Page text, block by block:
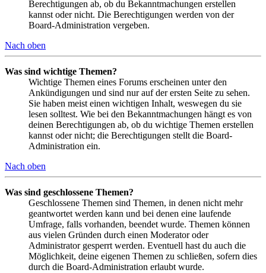
Berechtigungen ab, ob du Bekanntmachungen erstellen
kannst oder nicht. Die Berechtigungen werden von der
Board-Administration vergeben.
Nach oben
Was sind wichtige Themen?
Wichtige Themen eines Forums erscheinen unter den
Ankündigungen und sind nur auf der ersten Seite zu sehen.
Sie haben meist einen wichtigen Inhalt, weswegen du sie
lesen solltest. Wie bei den Bekanntmachungen hängt es von
deinen Berechtigungen ab, ob du wichtige Themen erstellen
kannst oder nicht; die Berechtigungen stellt die Board-
Administration ein.
Nach oben
Was sind geschlossene Themen?
Geschlossene Themen sind Themen, in denen nicht mehr
geantwortet werden kann und bei denen eine laufende
Umfrage, falls vorhanden, beendet wurde. Themen können
aus vielen Gründen durch einen Moderator oder
Administrator gesperrt werden. Eventuell hast du auch die
Möglichkeit, deine eigenen Themen zu schließen, sofern dies
durch die Board-Administration erlaubt wurde.